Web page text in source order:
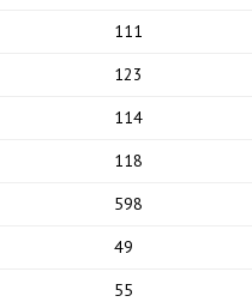
111
123
114
118
598
49
55